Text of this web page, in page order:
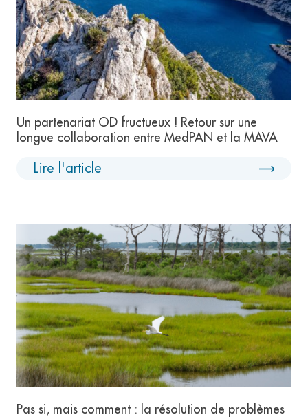
Un partenariat OD fructueux ! Retour sur une
longue collaboration entre MedPAN et la MAVA
Lire l'article
Pas si, mais comment : la résolution de problèmes